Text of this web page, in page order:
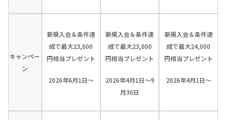
キャンペー
ン
新規入会＆条件達
成で最大23,000
円相当プレゼント
2026年6月1日～
新規入会＆条件達
成で最大23,000
円相当プレゼント
2026年4月1日～9
月30日
新規入会＆条件達
成で最大24,000
円相当プレゼント
2026年4月1日～